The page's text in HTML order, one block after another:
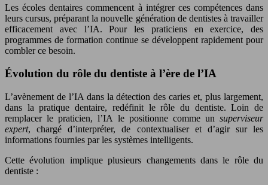
Les écoles dentaires commencent à intégrer ces compétences dans
leurs cursus, préparant la nouvelle génération de dentistes à travailler
efficacement avec l’IA. Pour les praticiens en exercice, des
programmes de formation continue se développent rapidement pour
combler ce besoin.
Évolution du rôle du dentiste à l’ère de l’IA
L’avènement de l’IA dans la détection des caries et, plus largement,
dans la pratique dentaire, redéfinit le rôle du dentiste. Loin de
remplacer le praticien, l’IA le positionne comme un superviseur
expert, chargé d’interpréter, de contextualiser et d’agir sur les
informations fournies par les systèmes intelligents.
Cette évolution implique plusieurs changements dans le rôle du
dentiste :